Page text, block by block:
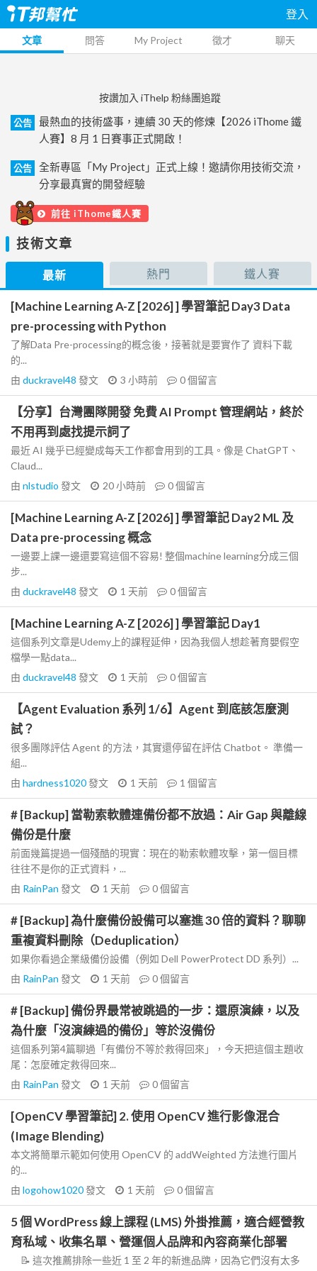
登入
文章 問答 My Project 徵才 聊天
按讚加入 iThelp 粉絲團追蹤
公告
最熱血的技術盛事，連續 30 天的修煉【2026 iThome 鐵
人賽】8 月 1 日賽事正式開啟！
公告
全新專區「My Project」正式上線！邀請你用技術交流，
分享最真實的開發經驗
前往 iThome鐵人賽
技術文章
最新 熱門 鐵人賽
[Machine Learning A-Z [2026] ] 學習筆記 Day3 Data
pre-processing with Python
了解Data Pre-processing的概念後，接著就是要實作了 資料下載
的...
由 duckravel48 發文 3 小時前 0個留言
【分享】台灣團隊開發 免費 AI Prompt 管理網站，終於
不用再到處找提示詞了
最近 AI 幾乎已經變成每天工作都會用到的工具。像是 ChatGPT、
Claud...
由 nlstudio 發文 20 小時前 0個留言
[Machine Learning A-Z [2026] ] 學習筆記 Day2 ML 及
Data pre-processing 概念
一邊要上課一邊還要寫這個不容易! 整個machine learning分成三個
步...
由 duckravel48 發文 1 天前 0個留言
[Machine Learning A-Z [2026] ] 學習筆記 Day1
這個系列文章是Udemy上的課程延伸，因為我個人想趁著育嬰假空
檔學一點data...
由 duckravel48 發文 1 天前 0個留言
【Agent Evaluation 系列 1/6】Agent 到底該怎麼測
試？
很多團隊評估 Agent 的方法，其實還停留在評估 Chatbot。 準備一
組...
由 hardness1020發文 1 天前 1 個留言
# [Backup] 當勒索軟體連備份都不放過：Air Gap 與離線
備份是什麼
前面幾篇提過一個殘酷的現實：現在的勒索軟體攻擊，第一個目標
往往不是你的正式資料，...
由 RainPan 發文 1 天前 0個留言
# [Backup] 為什麼備份設備可以塞進 30 倍的資料？聊聊
重複資料刪除（Deduplication）
如果你看過企業級備份設備（例如 Dell PowerProtect DD 系列）...
由 RainPan 發文 1 天前 0個留言
# [Backup] 備份界最常被跳過的一步：還原演練，以及
為什麼「沒演練過的備份」等於沒備份
這個系列第4篇聊過「有備份不等於救得回來」，今天把這個主題收
尾：怎麼確定救得回來...
由 RainPan 發文 1 天前 0個留言
[OpenCV 學習筆記] 2. 使用 OpenCV 進行影像混合
(Image Blending)
本文將簡單示範如何使用 OpenCV 的 addWeighted 方法進行圖片
的...
由 logohow1020發文 1 天前 0個留言
5 個 WordPress 線上課程 (LMS) 外掛推薦，適合經營教
育私域、收集名單、營運個人品牌和內容商業化部署
📝 這次推薦排除一些近 1 至 2 年的新進品牌，因為它們沒有太多